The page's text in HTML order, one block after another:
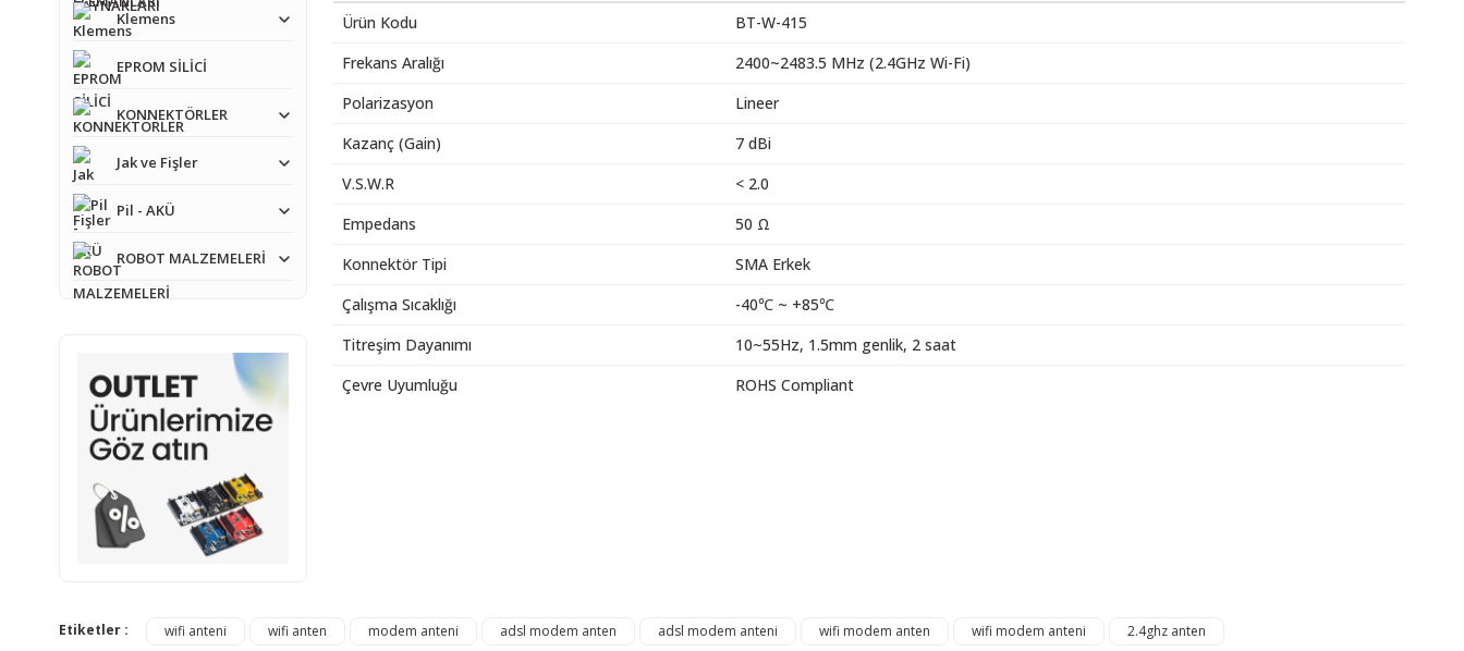
Klemens
EPROM SİLİCİ
KONNEKTÖRLER
Jak ve Fişler
Pil - AKÜ
ROBOT MALZEMELERİ
Ürün Kodu
BT-W-415
Frekans Aralığı
2400~2483.5 MHz (2.4GHz Wi-Fi)
Polarizasyon
Lineer
Kazanç (Gain)
7 dBi
V.S.W.R
< 2.0
Empedans
50 Ω
Konnektör Tipi
SMA Erkek
Çalışma Sıcaklığı
-40℃ ~ +85℃
Titreşim Dayanımı
10~55Hz, 1.5mm genlik, 2 saat
Çevre Uyumluğu
ROHS Compliant
Ürün fiyatı diğer sitelerden daha pahalı.
Etiketler : wifi anteni wifi anten modem anteni adsl modem anten adsl modem anteni wifi modem anten wifi modem anteni 2.4ghz anten